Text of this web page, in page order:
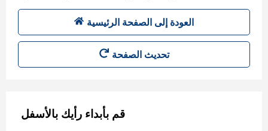
العودة إلى الصفحة الرئيسية
تحديث الصفحة
قم بأبداء رأيك بالأسفل